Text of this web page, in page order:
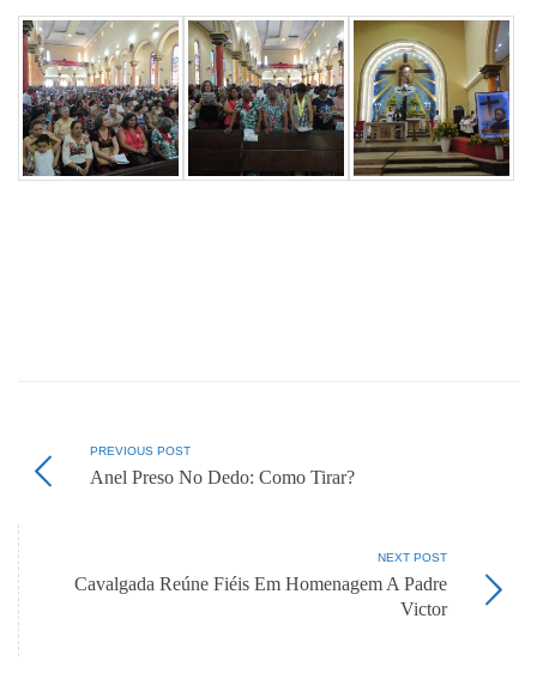
PREVIOUS POST
Anel Preso No Dedo: Como Tirar?
NEXT POST
Cavalgada Reúne Fiéis Em Homenagem A Padre
Victor